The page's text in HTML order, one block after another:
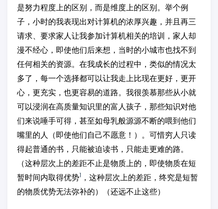
是努力程度上的区别，而是维度上的区别。举个例
子，小时的我表现出对计算机的浓厚兴趣，并且再三
请求、要求家人让我参加计算机相关的培训，家人却
漫不经心，即使他们后来想，当时的小城市也找不到
任何相关的资源。在我成长的过程中，类似的情况太
多了，每一个选择都可以让我走上比现在更好，更开
心，更充实，也更容易的道路。我很羡慕那些从小就
可以浸润在高质量知识里的富人孩子，那些知识对他
们来说唾手可得，甚至如母乳般源源不断的喂到他们
嘴里的人（即使他们自己不愿意！）。可惜穷人只读
得起普通的书，只能被迫读书，只能走更难的路。
（这种层次上的差距不止是物质上的，即使物质在短
暂时间内取得优势1 ，这种层次上的差距，终究是短暂
的物质优势无法弥补的）（还远不止这些）